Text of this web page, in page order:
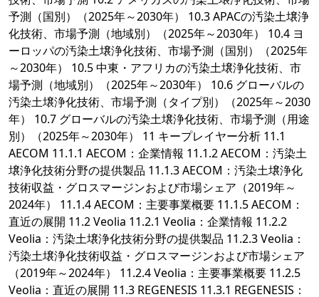
予測（国別）（2025年～2030年） 10.3 APACの汚染土壌浄
化技術、市場予測（地域別）（2025年～2030年） 10.4 ヨ
ーロッパの汚染土壌浄化技術、市場予測（国別）（2025年
～2030年） 10.5 中東・アフリカの汚染土壌浄化技術、市
場予測（地域別）（2025年～2030年） 10.6 グローバルの
汚染土壌浄化技術、市場予測（タイプ別）（2025年～2030
年） 10.7 グローバルの汚染土壌浄化技術、市場予測（用途
別）（2025年～2030年） 11 キープレイヤー分析 11.1
AECOM 11.1.1 AECOM：企業情報 11.1.2 AECOM：汚染土
壌浄化技術分野の提供製品 11.1.3 AECOM：汚染土壌浄化
技術収益・グロスマージンおよび市場シェア（2019年～
2024年） 11.1.4 AECOM：主要事業概要 11.1.5 AECOM：
直近の展開 11.2 Veolia 11.2.1 Veolia：企業情報 11.2.2
Veolia：汚染土壌浄化技術分野の提供製品 11.2.3 Veolia：
汚染土壌浄化技術収益・グロスマージンおよび市場シェア
（2019年～2024年） 11.2.4 Veolia：主要事業概要 11.2.5
Veolia：直近の展開 11.3 REGENESIS 11.3.1 REGENESIS：